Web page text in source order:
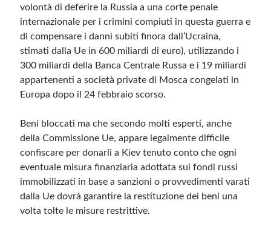
volontà di deferire la Russia a una corte penale
internazionale per i crimini compiuti in questa guerra e
di compensare i danni subiti finora dall’Ucraina,
stimati dalla Ue in 600 miliardi di euro), utilizzando i
300 miliardi della Banca Centrale Russa e i 19 miliardi
appartenenti a società private di Mosca congelati in
Europa dopo il 24 febbraio scorso.
Beni bloccati ma che secondo molti esperti, anche
della Commissione Ue, appare legalmente difficile
confiscare per donarli a Kiev tenuto conto che ogni
eventuale misura finanziaria adottata sui fondi russi
immobilizzati in base a sanzioni o provvedimenti varati
dalla Ue dovrà garantire la restituzione dei beni una
volta tolte le misure restrittive.